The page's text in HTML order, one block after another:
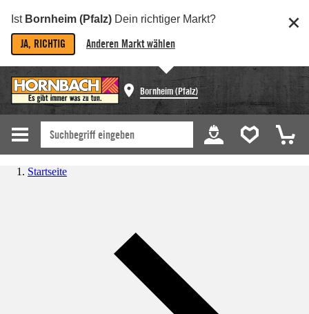
Ist Bornheim (Pfalz) Dein richtiger Markt?
JA, RICHTIG Anderen Markt wählen
Bornheim (Pfalz)
Startseite